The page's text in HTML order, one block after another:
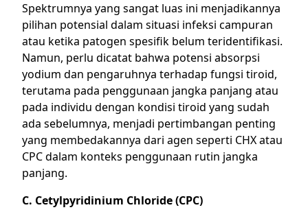
Spektrumnya yang sangat luas ini menjadikannya
pilihan potensial dalam situasi infeksi campuran
atau ketika patogen spesifik belum teridentifikasi.
Namun, perlu dicatat bahwa potensi absorpsi
yodium dan pengaruhnya terhadap fungsi tiroid,
terutama pada penggunaan jangka panjang atau
pada individu dengan kondisi tiroid yang sudah
ada sebelumnya, menjadi pertimbangan penting
yang membedakannya dari agen seperti CHX atau
CPC dalam konteks penggunaan rutin jangka
panjang.
C. Cetylpyridinium Chloride (CPC)